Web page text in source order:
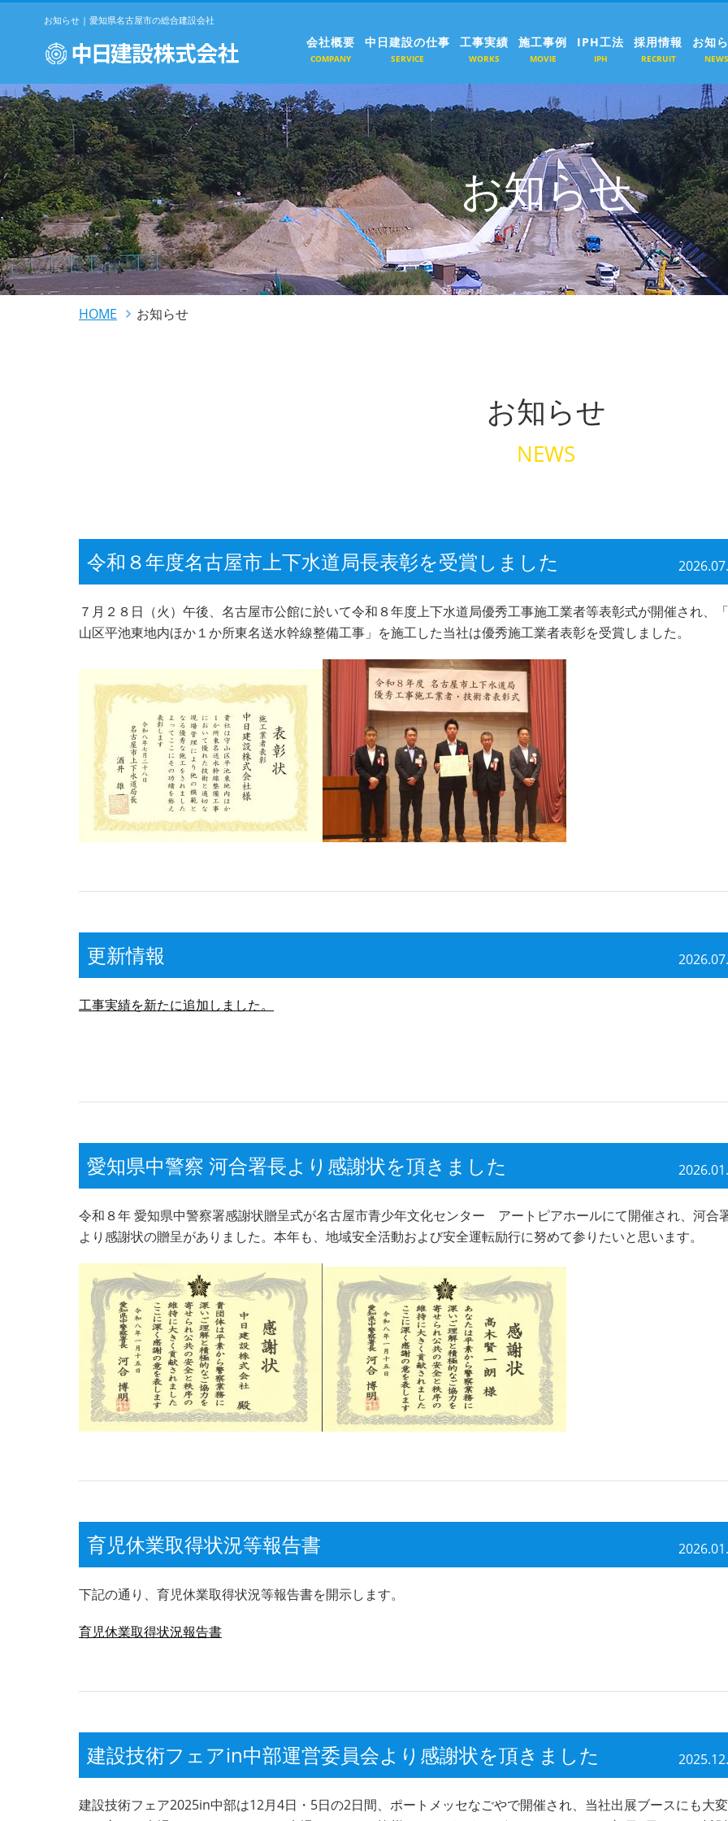
お知らせ | 愛知県名古屋市の総合建設会社
会社概要
COMPANY
中日建設の仕事
SERVICE
工事実績
WORKS
施工事例
MOVIE
IPH工法
IPH
採用情報
RECRUIT
お知
NEWS
お知らせ
HOME お知らせ
お知らせ
NEWS
令和８年度名古屋市上下水道局長表彰を受賞しました
７月２８日（火）午後、名古屋市公館に於いて令和８年度上下水道局優秀工事施工業者等表彰式が開催され、
山区平池東地内ほか１か所東名送水幹線整備工事」を施工した当社は優秀施工業者表彰を受賞しました。
更新情報
工事実績を新たに追加しました。
愛知県中警察 河合署長より感謝状を頂きました
令和８年 愛知県中警察署感謝状贈呈式が名古屋市青少年文化センター アートピアホールにて開催され、河合
より感謝状の贈呈がありました。 本年も、地域安全活動および安全運転励行に努めて参りたいと思います。
育児休業取得状況等報告書
下記の通り、育児休業取得状況等報告書を開示します。
育児休業取得状況報告書
建設技術フェアin中部運営委員会より感謝状を頂きました
建設技術フェア2025in中部は12月4日・5日の2日間、ポートメッセなごやで開催され、当社出展ブースにも大